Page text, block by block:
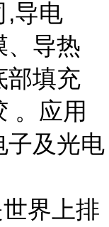
,导电
、导热
部填充
。应用
子及光电
界上排